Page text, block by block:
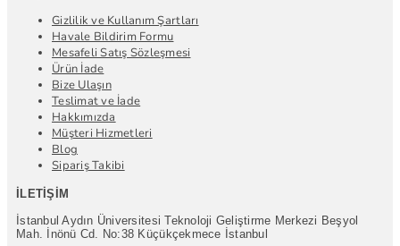
Gizlilik ve Kullanım Şartları
Havale Bildirim Formu
Mesafeli Satış Sözleşmesi
Ürün İade
Bize Ulaşın
Teslimat ve İade
Hakkımızda
Müşteri Hizmetleri
Blog
Sipariş Takibi
İLETIŞIM
İstanbul Aydın Üniversitesi Teknoloji Geliştirme Merkezi Beşyol
Mah. İnönü Cd. No:38 Küçükçekmece İstanbul